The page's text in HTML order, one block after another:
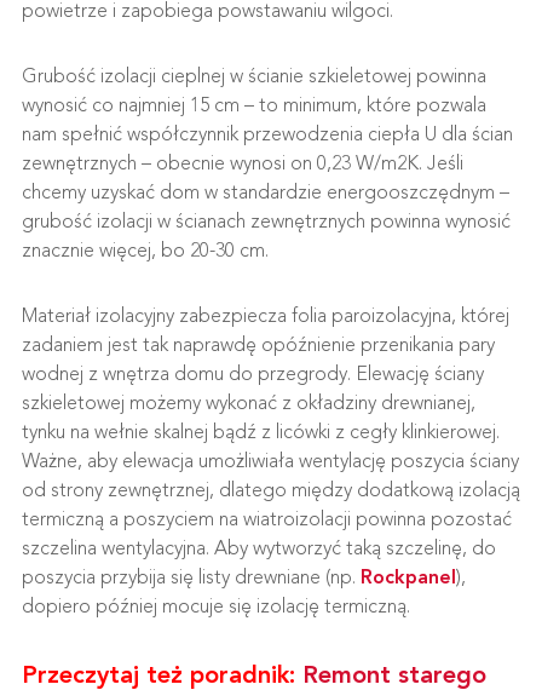
powietrze i zapobiega powstawaniu wilgoci.
Grubość izolacji cieplnej w ścianie szkieletowej powinna
wynosić co najmniej 15 cm – to minimum, które pozwala
nam spełnić współczynnik przewodzenia ciepła U dla ścian
zewnętrznych – obecnie wynosi on 0,23 W/m2K. Jeśli
chcemy uzyskać dom w standardzie energooszczędnym –
grubość izolacji w ścianach zewnętrznych powinna wynosić
znacznie więcej, bo 20-30 cm.
Materiał izolacyjny zabezpiecza folia paroizolacyjna, której
zadaniem jest tak naprawdę opóźnienie przenikania pary
wodnej z wnętrza domu do przegrody. Elewację ściany
szkieletowej możemy wykonać z okładziny drewnianej,
tynku na wełnie skalnej bądź z licówki z cegły klinkierowej.
Ważne, aby elewacja umożliwiała wentylację poszycia ściany
od strony zewnętrznej, dlatego między dodatkową izolacją
termiczną a poszyciem na wiatroizolacji powinna pozostać
szczelina wentylacyjna. Aby wytworzyć taką szczelinę, do
poszycia przybija się listy drewniane (np. Rockpanel ),
dopiero później mocuje się izolację termiczną.
Przeczytaj też poradnik: Remont starego